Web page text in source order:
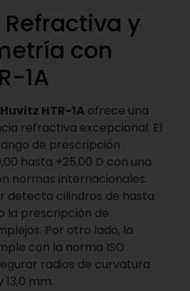
y
con
1A
Huvitz HTR-1A ofrece una
refractiva excepcional. El
de prescripción
hasta +25,00 D con una
normas internacionales.
detecta cilindros de hasta
la prescripción de
Por otro lado, la
con la norma ISO
radios de curvatura
mm.